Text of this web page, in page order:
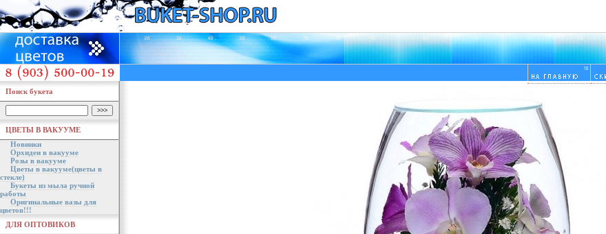
Поиск букета
ЦВЕТЫ В ВАКУУМЕ
Новинки
Орхидеи в вакууме
Розы в вакууме
Цветы в вакууме(цветы в
стекле)
Букеты из мыла ручной
работы
Оригинальные вазы для
цветов!!!
ДЛЯ ОПТОВИКОВ